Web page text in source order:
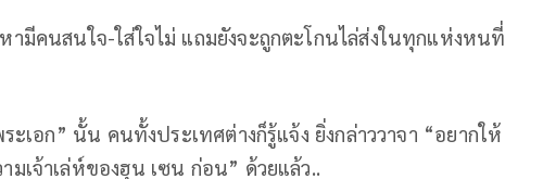
ามีคนสนใจ-ใส่ใจไม่ แถมยังจะถูกตะโกนไล่ส่งในทุกแห่งหนที่
เอก” นั้น คนทั้งประเทศต่างก็รู้แจ้ง ยิ่งกล่าววาจา “อยากให้
เจ้าเล่ห์ของฮุน เซน ก่อน” ด้วยแล้ว..